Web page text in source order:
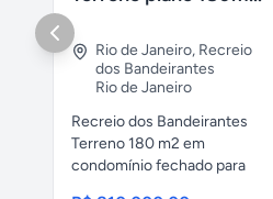
Rio de Janeiro, Recreio
dos Bandeirantes
Rio de Janeiro
Recreio dos Bandeirantes
Terreno 180 m2 em
condomínio fechado para